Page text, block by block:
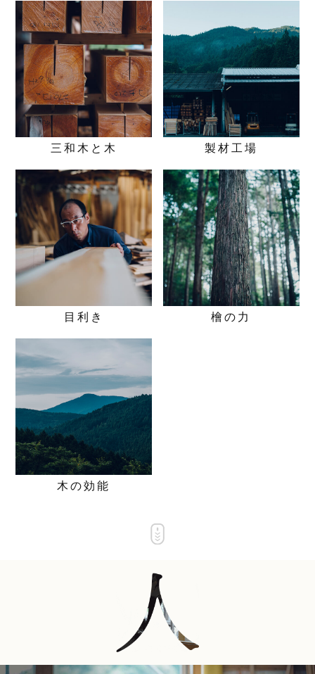
三和木と木 製材工場
目利き 檜の力
木の効能